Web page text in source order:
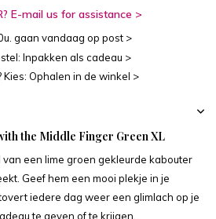
E-mail us for assistance >
gaan vandaag op post >
Inpakken als cadeau >
Ophalen in de winkel >
the Middle Finger Green XL
een lime groen gekleurde kabouter
Geef hem een mooi plekje in je
iedere dag weer een glimlach op je
te geven of te krijgen.